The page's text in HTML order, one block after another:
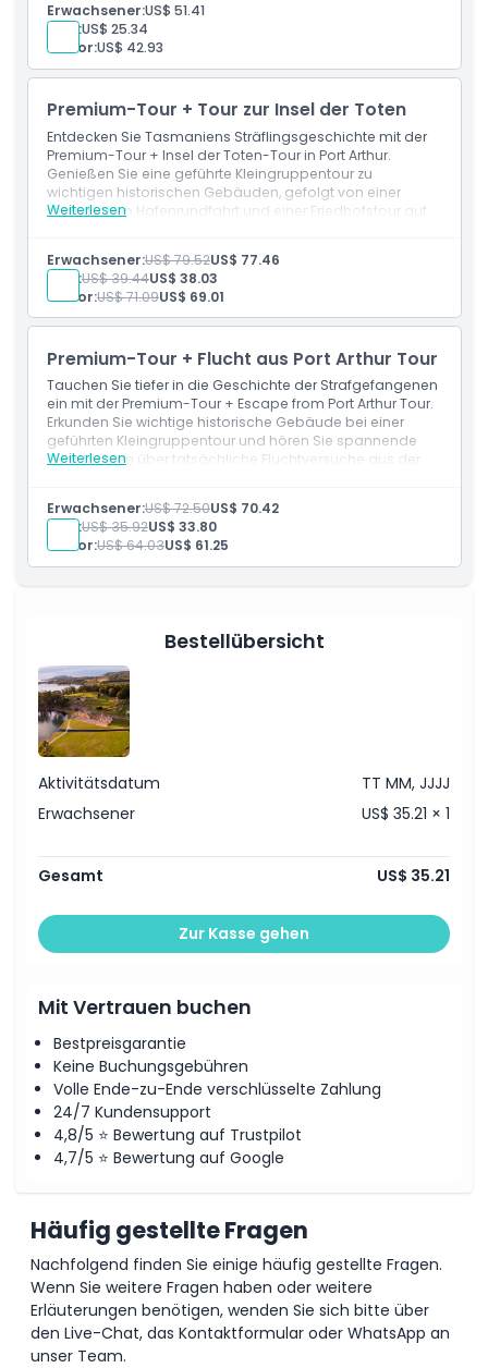
Tasmaniens erzählt. Eine packende und immersive Tour
für Geschichtsfreunde und True-Crime-Enthusiasten
gleichermaßen.
Erwachsener:US$ 51.41
Kind:US$ 25.34
Senior:US$ 42.93
Premium-Tour + Tour zur Insel der Toten
Entdecken Sie Tasmaniens Sträflingsgeschichte mit der
Premium-Tour + Insel der Toten-Tour in Port Arthur.
Genießen Sie eine geführte Kleingruppentour zu
wichtigen historischen Gebäuden, gefolgt von einer
malerischen Hafenrundfahrt und einer Friedhofstour auf
Weiterlesen
Erwachsener:US$ 79.52US$ 77.46
Kind:US$ 39.44US$ 38.03
Senior:US$ 71.09US$ 69.01
Premium-Tour + Flucht aus Port Arthur Tour
Tauchen Sie tiefer in die Geschichte der Strafgefangenen
ein mit der Premium-Tour + Escape from Port Arthur Tour.
Erkunden Sie wichtige historische Gebäude bei einer
geführten Kleingruppentour und hören Sie spannende
Geschichten über tatsächliche Fluchtversuche aus der
Port Arthur.
Weiterlesen
Erwachsener:US$ 72.50US$ 70.42
Kind:US$ 35.92US$ 33.80
Senior:US$ 64.03US$ 61.25
Bestellübersicht
Aktivitätsdatum
TT MM, JJJJ
Erwachsener
US$ 35.21 × 1
Gesamt US$ 35.21
Zur Kasse gehen
Mit Vertrauen buchen
Bestpreisgarantie
Keine Buchungsgebühren
Volle Ende-zu-Ende verschlüsselte Zahlung
24/7 Kundensupport
4,8/5 ⭐ Bewertung auf Trustpilot
4,7/5 ⭐ Bewertung auf Google
Häufig gestellte Fragen
Nachfolgend finden Sie einige häufig gestellte Fragen.
Wenn Sie weitere Fragen haben oder weitere
Erläuterungen benötigen, wenden Sie sich bitte über
den Live-Chat, das Kontaktformular oder WhatsApp an
unser Team.